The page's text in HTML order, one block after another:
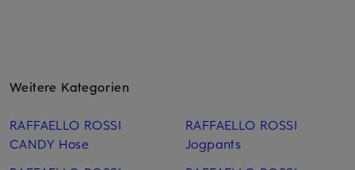
Weitere Kategorien
RAFFAELLO ROSSI
CANDY Hose
RAFFAELLO ROSSI
Jogpants